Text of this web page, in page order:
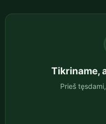
Tikriname,
Prieš